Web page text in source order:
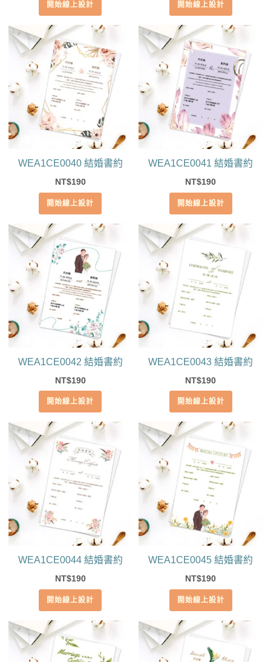
開始線上設計 開始線上設計
WEA1CE0040 結婚書約
NT$190
開始線上設計
WEA1CE0041 結婚書約
NT$190
開始線上設計
WEA1CE0042 結婚書約
NT$190
開始線上設計
WEA1CE0043 結婚書約
NT$190
開始線上設計
WEA1CE0044 結婚書約
NT$190
開始線上設計
WEA1CE0045 結婚書約
NT$190
開始線上設計